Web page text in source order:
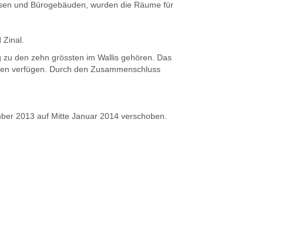
und Bürogebäuden, wurden die Räume für
Zinal.
den zehn grössten im Wallis gehören. Das
verfügen. Durch den Zusammenschluss
2013 auf Mitte Januar 2014 verschoben.